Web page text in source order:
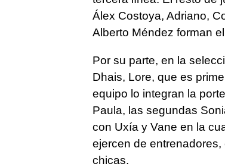
Álex Costoya, Adriano,
Alberto Méndez forman
Por su parte, en la
Dhais, Lore, que es
equipo lo integran la
Paula, las segundas
con Uxía y Vane en la
ejercen de
chicas.